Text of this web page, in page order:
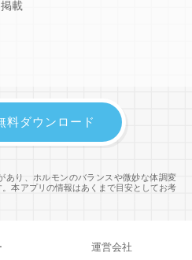
掲載
り、ホルモンのバランスや微妙な体調変
本アプリの情報はあくまで目安としてお考
料ダウンロード
運営会社